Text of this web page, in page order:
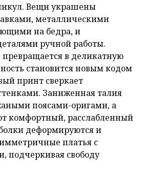
Вещи украшены
металлическими
на бедра, и
ручной работы.
в деликатную
становится новым кодом
принт сверкает
Заниженная талия
поясами-оригами, а
комфортный, расслабленный
деформируются и
платья с
подчеркивая свободу